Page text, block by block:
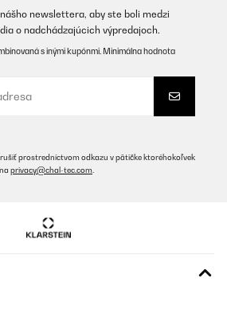
newslettera, aby ste boli medzi
o nadchádzajúcich výpredajoch.
s inými kupónmi. Minimálna hodnota
prostredníctvom odkazu v pätičke ktoréhokoľvek
privacy@chal-tec.com